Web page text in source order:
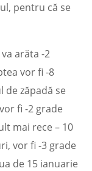
pentru că se
arăta -2
vor fi -8
de zăpadă se
fi -2 grade
mai rece – 10
vor fi -3 grade
de 15 ianuarie